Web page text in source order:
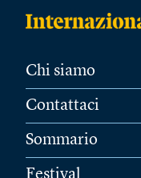
Chi siamo
Contattaci
Sommario
Festival